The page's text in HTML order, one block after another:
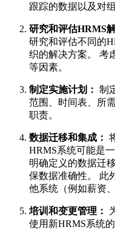
跟踪的数据以及对
研究和评估HRMS
研究和评估不同的
织的解决方案。 考
等因素。
制定实施计划： 制
范围、时间表、所
职责。
数据迁移和集成：
HRMS系统可能是
明确定义的数据迁
保数据准确性。 此
他系统（例如薪资
培训和变更管理：
使用新HRMS系统